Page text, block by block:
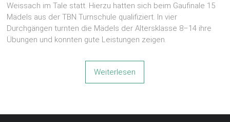
Weissach im Tale statt. Hierzu hatten sich beim Gaufinale 15
Mädels aus der TBN Turnschule qualifiziert. In vier
Durchgängen turnten die Mädels der Altersklasse 8–14 ihre
Übungen und konnten gute Leistungen zeigen.
Weiterlesen